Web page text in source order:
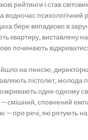
рейтинги і став
водночас психологічний
бере випадково в
квартиру, виставлену
починають
на пенсію,
пістолет, молода
одне одному
сповнений
про речі, які рятують